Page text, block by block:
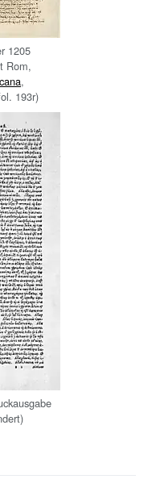
1205
Rom,
,
193r)